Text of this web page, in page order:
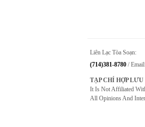
Liên Lạc Tòa Soạn:
(714)381-8780 /
TẠP CHÍ HỢP LƯU
It Is Not Affiliated
All Opinions And